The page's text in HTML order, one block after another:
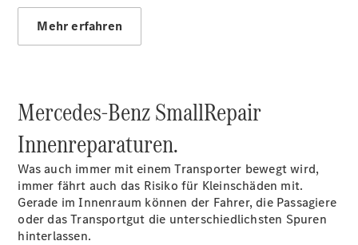
Store
Gebrauchtwagensuche
Sprinter
Kastenwagen
eSprinter
Kastenwagen
Mehr erfahren
Mercedes-Benz SmallRepair
Innenreparaturen.
Was auch immer mit einem Transporter bewegt wird,
immer fährt auch das Risiko für Kleinschäden mit.
Gerade im Innenraum können der Fahrer, die Passagiere
oder das Transportgut die unterschiedlichsten Spuren
hinterlassen.